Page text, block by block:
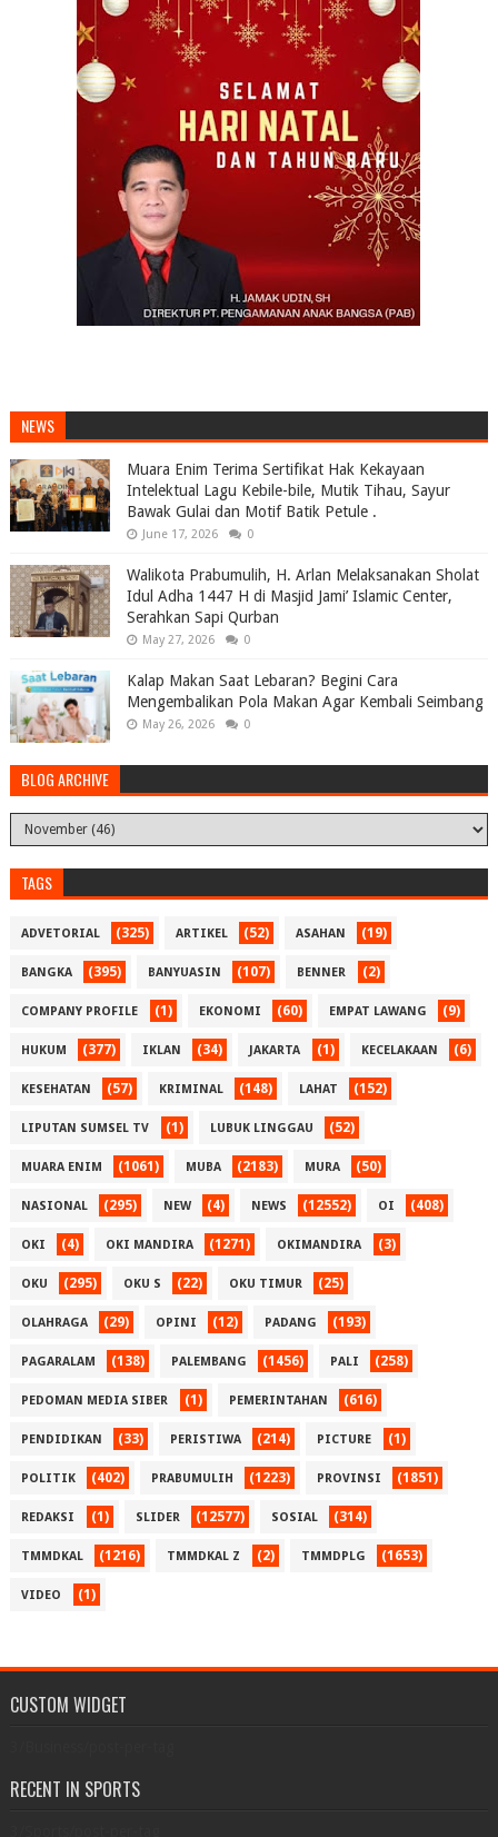
NEWS
Muara Enim Terima Sertifikat Hak Kekayaan
Intelektual Lagu Kebile-bile, Mutik Tihau, Sayur
Bawak Gulai dan Motif Batik Petule .
June 17, 2026 0
Walikota Prabumulih, H. Arlan Melaksanakan Sholat
Idul Adha 1447 H di Masjid Jami’ Islamic Center,
Serahkan Sapi Qurban
May 27, 2026 0
Kalap Makan Saat Lebaran? Begini Cara
Mengembalikan Pola Makan Agar Kembali Seimbang
May 26, 2026 0
BLOG ARCHIVE
TAGS
ADVETORIAL (325) ARTIKEL (52) ASAHAN (19)
BANGKA (395) BANYUASIN (107) BENNER (2)
COMPANY PROFILE (1) EKONOMI (60) EMPAT LAWANG (9)
HUKUM (377) IKLAN (34) JAKARTA (1) KECELAKAAN (6)
KESEHATAN (57) KRIMINAL (148) LAHAT (152)
LIPUTAN SUMSEL TV (1) LUBUK LINGGAU (52)
MUARA ENIM (1061) MUBA (2183) MURA (50)
NASIONAL (295) NEW (4) NEWS (12552) OI (408)
OKI (4) OKI MANDIRA (1271) OKIMANDIRA (3)
OKU (295) OKU S (22) OKU TIMUR (25)
OLAHRAGA (29) OPINI (12) PADANG (193)
PAGARALAM (138) PALEMBANG (1456) PALI (258)
PEDOMAN MEDIA SIBER (1) PEMERINTAHAN (616)
PENDIDIKAN (33) PERISTIWA (214) PICTURE (1)
POLITIK (402) PRABUMULIH (1223) PROVINSI (1851)
REDAKSI (1) SLIDER (12577) SOSIAL (314)
TMMDKAL (1216) TMMDKAL Z (2) TMMDPLG (1653)
VIDEO (1)
CUSTOM WIDGET
RECENT IN SPORTS